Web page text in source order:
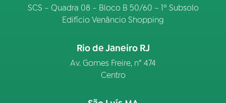
SCS – Quadra 08 – Bloco B 50/60 – 1º Subsolo
Edifício Venâncio Shopping
Rio de Janeiro RJ
Av. Gomes Freire, n° 474
Centro